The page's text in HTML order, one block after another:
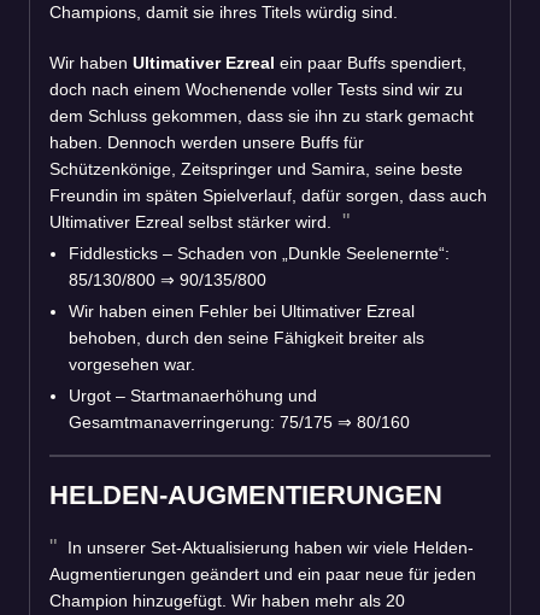
Champions, damit sie ihres Titels würdig sind.
Wir haben Ultimativer Ezreal ein paar Buffs spendiert,
doch nach einem Wochenende voller Tests sind wir zu
dem Schluss gekommen, dass sie ihn zu stark gemacht
haben. Dennoch werden unsere Buffs für
Schützenkönige, Zeitspringer und Samira, seine beste
Freundin im späten Spielverlauf, dafür sorgen, dass auch
Ultimativer Ezreal selbst stärker wird.
Fiddlesticks – Schaden von „Dunkle Seelenernte“:
85/130/800 ⇒ 90/135/800
Wir haben einen Fehler bei Ultimativer Ezreal
behoben, durch den seine Fähigkeit breiter als
vorgesehen war.
Urgot – Startmanaerhöhung und
Gesamtmanaverringerung: 75/175 ⇒ 80/160
HELDEN-AUGMENTIERUNGEN
In unserer Set-Aktualisierung haben wir viele Helden-
Augmentierungen geändert und ein paar neue für jeden
Champion hinzugefügt. Wir haben mehr als 20